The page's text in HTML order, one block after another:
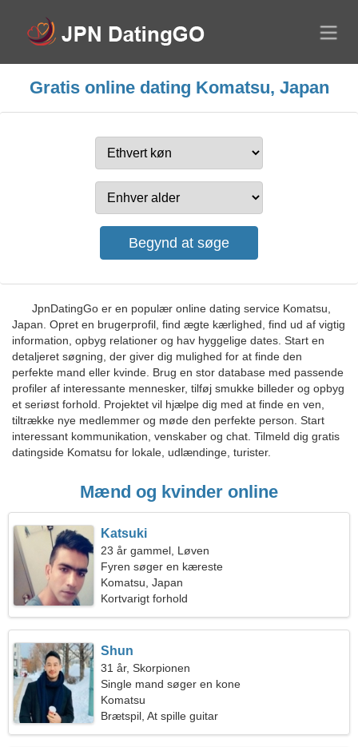
Gratis online dating Komatsu, Japan
JpnDatingGo er en populær online dating service Komatsu,
Japan. Opret en brugerprofil, find ægte kærlighed, find ud af vigtig
information, opbyg relationer og hav hyggelige dates. Start en
detaljeret søgning, der giver dig mulighed for at finde den
perfekte mand eller kvinde. Brug en stor database med passende
profiler af interessante mennesker, tilføj smukke billeder og opbyg
et seriøst forhold. Projektet vil hjælpe dig med at finde en ven,
tiltrække nye medlemmer og møde den perfekte person. Start
interessant kommunikation, venskaber og chat. Tilmeld dig gratis
datingside Komatsu for lokale, udlændinge, turister.
Mænd og kvinder online
Katsuki
23 år gammel, Løven
Fyren søger en kæreste
Komatsu, Japan
Kortvarigt forhold
Shun
31 år, Skorpionen
Single mand søger en kone
Komatsu
Brætspil, At spille guitar